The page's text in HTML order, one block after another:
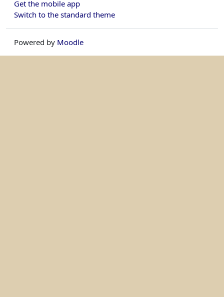
Get the mobile app
Switch to the standard theme
Powered by Moodle